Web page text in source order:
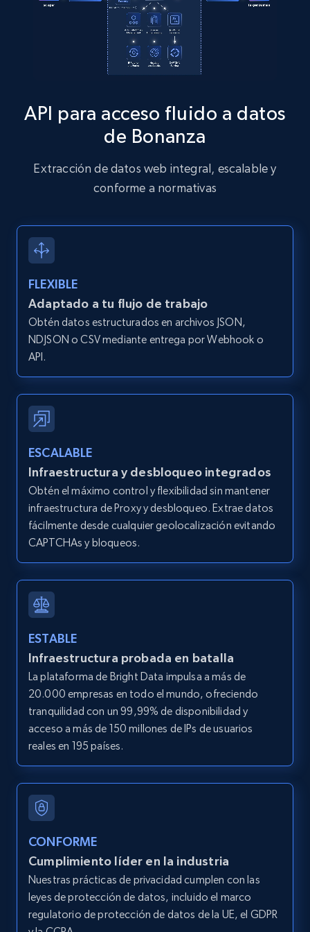
Zillow properties listing information
Zpid, City, State, HomeStatus, Address,
IsCurrentSignedInAgentResponsible, Bedrooms,
and more.
12K+ 1.3K+ Prueba gratuita
Zillow properties listing information -
Discover by custom filters - location, home
type and status
Zpid, City, State, HomeStatus, Address,
IsListingClaimedByCurrentSignedInUser,
IsCurrentSignedInAgentResponsible, Bedrooms,
Search by parameters on zillow and use the
direct link as input
Zpid, City, State, HomeStatus, Address,
IsListingClaimedByCurrentSignedInUser,
IsCurrentSignedInAgentResponsible, Bedrooms,
and more.
LinkedIn posts
URL, ID, User id, Use url, Title, Headline, Post
text, Date posted, and more.
11.3K+ 1.5K+ Prueba gratuita
LinkedIn posts - Discover user's articles by
URL
URL, ID, User id, Use url, Title, Headline, Post
text, Date posted, and more.
11.3K+ 1.5K+ Prueba gratuita
API para acceso fluido a datos
de Bonanza
Extracción de datos web integral, escalable y
conforme a normativas
FLEXIBLE
Adaptado a tu flujo de trabajo
Obtén datos estructurados en archivos JSON,
NDJSON o CSV mediante entrega por Webhook o
API.
ESCALABLE
Infraestructura y desbloqueo integrados
Obtén el máximo control y flexibilidad sin mantener
infraestructura de Proxy y desbloqueo. Extrae datos
fácilmente desde cualquier geolocalización evitando
CAPTCHAs y bloqueos.
ESTABLE
Infraestructura probada en batalla
La plataforma de Bright Data impulsa a más de
20.000 empresas en todo el mundo, ofreciendo
tranquilidad con un 99,99% de disponibilidad y
acceso a más de 150 millones de IPs de usuarios
reales en 195 países.
CONFORME
Cumplimiento líder en la industria
Nuestras prácticas de privacidad cumplen con las
leyes de protección de datos, incluido el marco
regulatorio de protección de datos de la UE, el GDPR